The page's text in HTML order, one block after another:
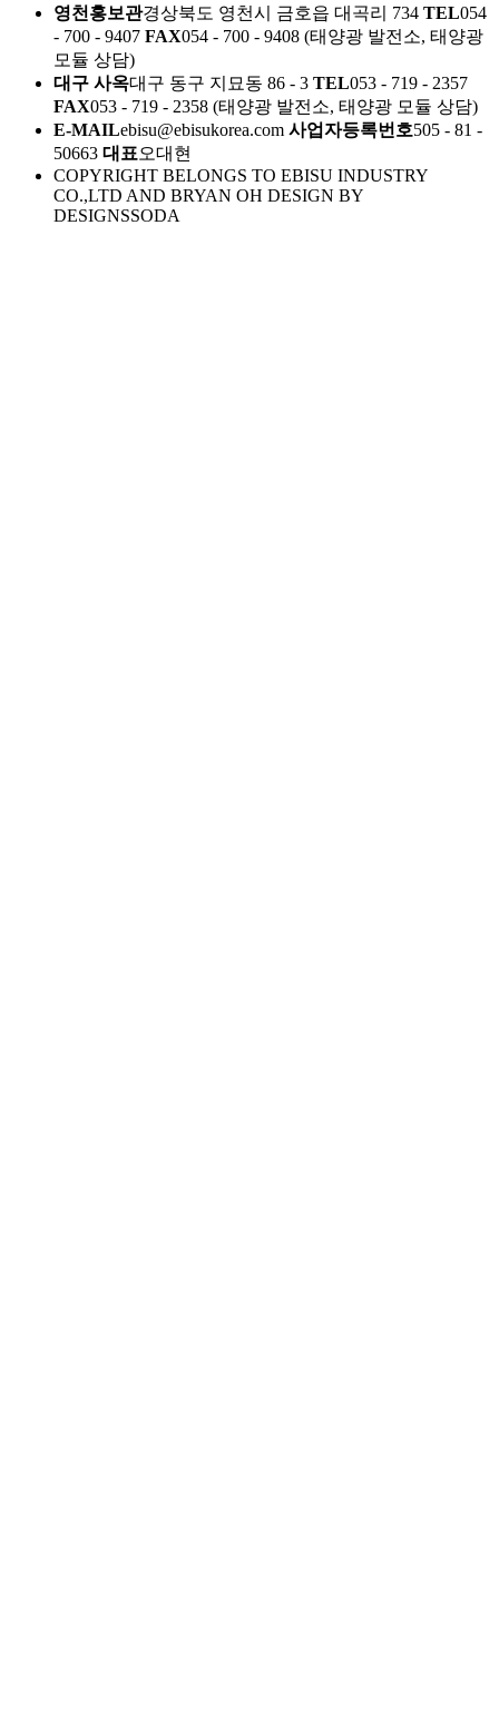
영천홍보관경상북도 영천시 금호읍 대곡리 734 TEL054
- 700 - 9407 FAX054 - 700 - 9408 (태양광 발전소, 태양광
모듈 상담)
대구 사옥대구 동구 지묘동 86 - 3 TEL053 - 719 - 2357
FAX053 - 719 - 2358 (태양광 발전소, 태양광 모듈 상담)
E-MAILebisu@ebisukorea.com 사업자등록번호505 - 81 -
50663 대표오대현
COPYRIGHT BELONGS TO EBISU INDUSTRY
CO.,LTD AND BRYAN OH DESIGN BY
DESIGNSSODA